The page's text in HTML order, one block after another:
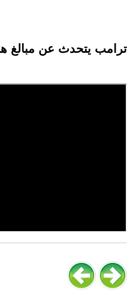
ترامب يتحدث عن مبالغ